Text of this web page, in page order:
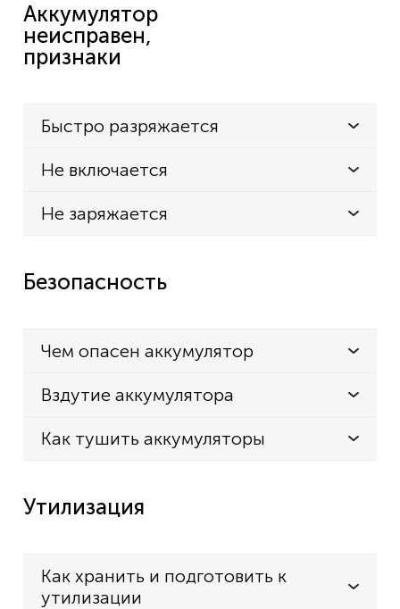
Аккумулятор
неисправен,
признаки
Быстро разряжается
Не включается
Не заряжается
Безопасность
Чем опасен аккумулятор
Вздутие аккумулятора
Как тушить аккумуляторы
Утилизация
Как хранить и подготовить к
утилизации